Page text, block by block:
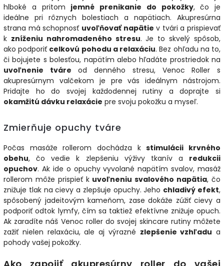
hlboké a pritom jemné prenikanie do pokožky, čo je
ideálne pri rôznych bolestiach a napätiach. Akupresúrna
strana má schopnosť uvoľňovať napätie v tvári a prispievať
k zníženiu nahromadeného stresu. Je to skvelý spôsob,
ako podporiť celkovú pohodu a relaxáciu. Bez ohľadu na to,
či bojujete s bolesťou, napätím alebo hľadáte prostriedok na
uvoľnenie tváre od denného stresu, Venoc Roller s
akupresúrnym valčekom je pre vás ideálnym nástrojom.
Pridajte ho do svojej každodennej rutiny a doprajte si
okamžitú dávku relaxácie pre svoju pokožku a myseľ.
Zmierňuje opuchy tváre
Počas masáže rollerom dochádza kstimulácii krvného
obehu, čo vedie k zlepšeniu výživy tkanív a redukcii
opuchov. Ak ide o opuchy vyvolané napätím svalov, masáž
rollerom môže prispieť k uvoľneniu svalového napätia, čo
znižuje tlak na cievy a zlepšuje opuchy. Jeho chladivý efekt,
spôsobený jadeitovým kameňom, zase dokáže zúžiť cievy a
podporiť odtok lymfy, čím sa taktiež efektívne znižuje opuch.
Ak zaradíte náš Venoc roller do svojej skincare rutiny môžete
zažiť nielen relaxáciu, ale aj výrazné zlepšenie vzhľadu a
pohody vašej pokožky.